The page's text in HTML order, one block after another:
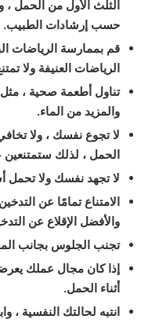
حسب إرشادات الطبيب.
قم بممارسة الرياضات
الرياضات العنيفة ولا
تناول أطعمة صحية ،
والمزيد من الماء.
لا تجوع نفسك ، ولا
الحمل ، لذلك ستمتنعين
لا تجهد نفسك ولا تحمل
الامتناع تمامًا عن
والأفضل الإقلاع عن
تجنب الجلوس بجانب
إذا كان مجال عملك
أثناء الحمل.
انتبه لحالتك النفسية ،